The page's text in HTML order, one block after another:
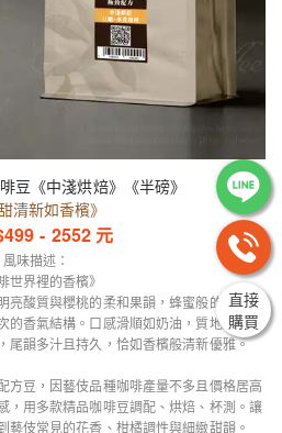
豆《中淺烘焙》《半磅》
清新如香檳》
499 - 2552 元
風味描述：
世界裡的香檳》
亮酸質與櫻桃的柔和果韻，蜂蜜般的細緻甜
的香氣結構。口感滑順如奶油，質地細膩圓
尾韻多汁且持久，恰如香檳般清新優雅。
方豆，因藝伎品種咖啡產量不多且價格居高
，用多款精品咖啡豆調配、烘焙、杯測。讓
藝伎常見的花香、柑橘調性與細緻甜韻。
直接
購買